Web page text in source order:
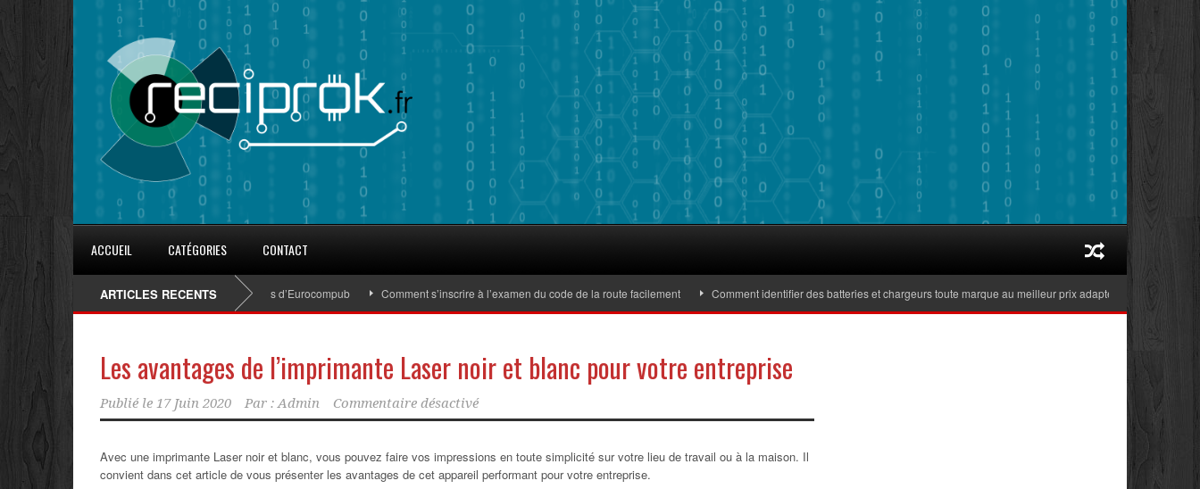
ACCUEIL CATÉGORIES CONTACT
ARTICLES RECENTS
8 conseils pour fidéliser avec les goodies d’Eurocompub Comment s’inscrire à l’examen du code de la route facilement Comment identifier des batteries et chargeurs toute marque au meilleur prix adaptés aux ordinateurs
Les avantages de l’imprimante Laser noir et blanc pour votre entreprise
Publié le 17 Juin 2020 Par : Admin Commentaire désactivé
Avec une imprimante Laser noir et blanc, vous pouvez faire vos impressions en toute simplicité sur votre lieu de travail ou à la maison. Il
convient dans cet article de vous présenter les avantages de cet appareil performant pour votre entreprise.